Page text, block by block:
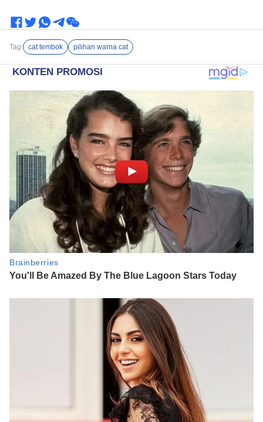
Tag: cat tembok pilihan warna cat